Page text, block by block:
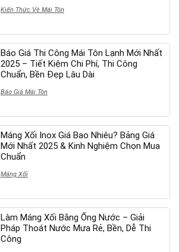
Kiến Thức Về Mái Tôn
Báo Giá Thi Công Mái Tôn Lạnh Mới Nhất
2025 – Tiết Kiệm Chi Phí, Thi Công
Chuẩn, Bền Đẹp Lâu Dài
Báo Giá Mái Tôn
Máng Xối Inox Giá Bao Nhiêu? Bảng Giá
Mới Nhất 2025 & Kinh Nghiệm Chọn Mua
Chuẩn
Máng Xối
Làm Máng Xối Bằng Ống Nước – Giải
Pháp Thoát Nước Mưa Rẻ, Bền, Dễ Thi
Công